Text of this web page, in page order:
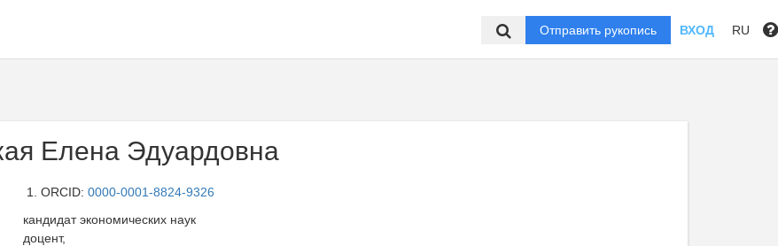
Отправить рукопись ВХОД RU
Елена Эдуардовна
ORCID: 0000-0001-8824-9326
кандидат экономических наук
доцент,